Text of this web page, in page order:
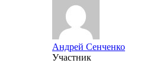
Андрей Сенченко
Участник